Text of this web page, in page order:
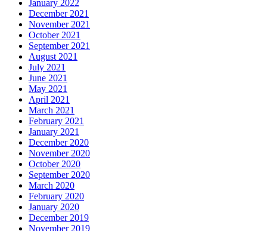
January 2022
December 2021
November 2021
October 2021
September 2021
August 2021
July 2021
June 2021
May 2021
April 2021
March 2021
February 2021
January 2021
December 2020
November 2020
October 2020
September 2020
March 2020
February 2020
January 2020
December 2019
November 2019